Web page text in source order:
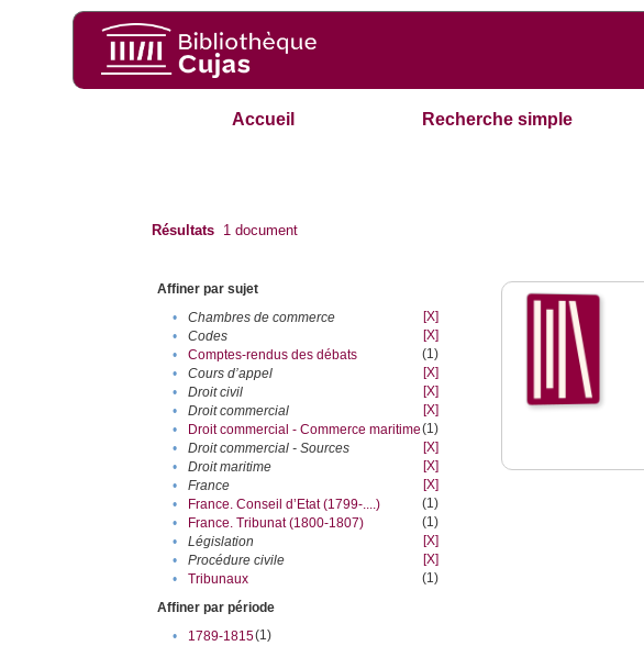
Accueil Recherche simple
Résultats 1 document
Affiner par sujet
•
Chambres de commerce
[X]
•
Codes
[X]
•
Comptes-rendus des débats
(1)
•
Cours d’appel
[X]
•
Droit civil
[X]
•
Droit commercial
[X]
•
Droit commercial - Commerce maritime(1)
•
Droit commercial - Sources
[X]
•
Droit maritime
[X]
•
France
[X]
•
France. Conseil d’Etat (1799-....)
(1)
•
France. Tribunat (1800-1807)
(1)
•
Législation
[X]
•
Procédure civile
[X]
•
Tribunaux
(1)
Affiner par période
•
1789-1815(1)